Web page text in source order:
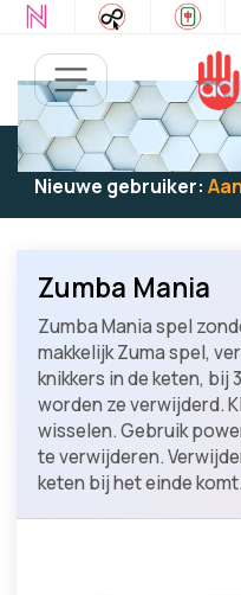
Bestaande gebruiker:
Nieuwe gebruiker:
Zumba Mania
Zumba Mania spel
makkelijk Zuma spel,
knikkers in de keten, bij
worden ze verwijderd.
wisselen. Gebruik
te verwijderen.
keten bij het einde komt.